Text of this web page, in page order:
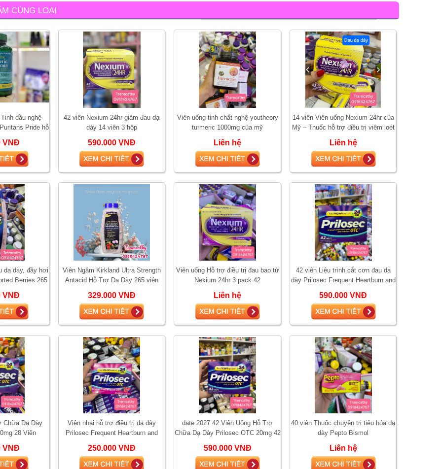
CÙNG LOẠI
dầu nghệ
Pride hỗ
VNĐ
42 viên Nexium 24hr giảm đau dạ
dày 14 viên 3 hộp
590.000 VNĐ
Viên uống tinh chất nghệ youtheory
turmeric 1000mg của mỹ
Liên hệ
14 viên-Viên uống Nexium 24hr của
Mỹ – Thuốc hỗ trợ điều trị viêm loét
dạ dày, ợ nóng
Liên hệ
dạ dày, đầy hơi
Berries 265
VNĐ
Viên Ngậm Kirkland Ultra Strength
Antacid Hỗ Trợ Dạ Dày 265 viên
329.000 VNĐ
Viên uống Hỗ trợ điều trị đau bao tử
Nexium 24hr 3 pack 42
Liên hệ
42 viên Liệu trình cắt cơn đau dạ
dày Prilosec Frequent Heartburn and
590.000 VNĐ
Chữa Dạ Dày
28 Viên
VNĐ
Viên nhai hỗ trợ điều trị dạ dày
Prilosec Frequent Heartburn and
250.000 VNĐ
date 2027 42 Viên Uống Hỗ Trợ
Chữa Dạ Dày Prilosec OTC 20mg 42
590.000 VNĐ
40 viên Thuốc chuyên trị tiêu hóa dạ
dày Pepto Bismol
Liên hệ